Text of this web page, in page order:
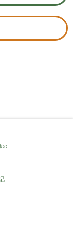
の